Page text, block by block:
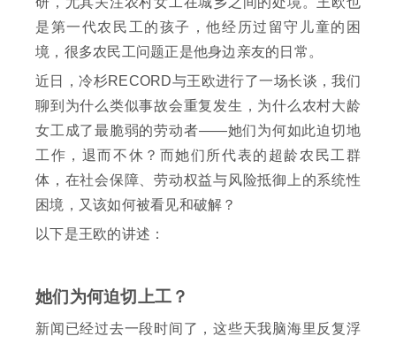
是第一代农民工的孩子，他经历过留守儿童的困
境，很多农民工问题正是他身边亲友的日常。
近日，冷杉RECORD与王欧进行了一场长谈，我们
聊到为什么类似事故会重复发生，为什么农村大龄
女工成了最脆弱的劳动者——她们为何如此迫切地
工作，退而不休？而她们所代表的超龄农民工群
体，在社会保障、劳动权益与风险抵御上的系统性
困境，又该如何被看见和破解？
以下是王欧的讲述：
她们为何迫切上工？
新闻已经过去一段时间了，这些天我脑海里反复浮